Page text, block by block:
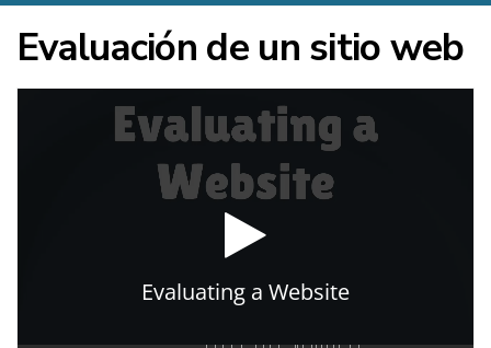
Evaluación de un sitio web